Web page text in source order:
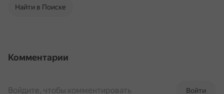
Найти в Поиске
Комментарии
Войти
Войдите, чтобы комментировать